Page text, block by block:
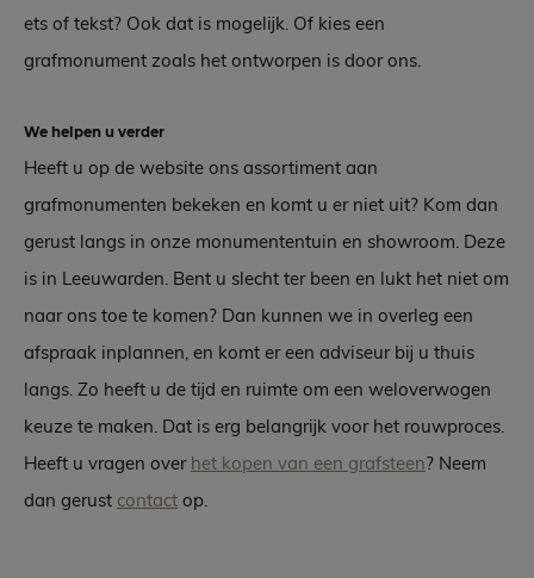
ets of tekst? Ook dat is mogelijk. Of kies een
grafmonument zoals het ontworpen is door ons.
We helpen u verder
Heeft u op de website ons assortiment aan
grafmonumenten bekeken en komt u er niet uit? Kom dan
gerust langs in onze monumententuin en showroom. Deze
is in Leeuwarden. Bent u slecht ter been en lukt het niet om
naar ons toe te komen? Dan kunnen we in overleg een
afspraak inplannen, en komt er een adviseur bij u thuis
langs. Zo heeft u de tijd en ruimte om een weloverwogen
keuze te maken. Dat is erg belangrijk voor het rouwproces.
Heeft u vragen over het kopen van een grafsteen? Neem
dan gerust contact op.